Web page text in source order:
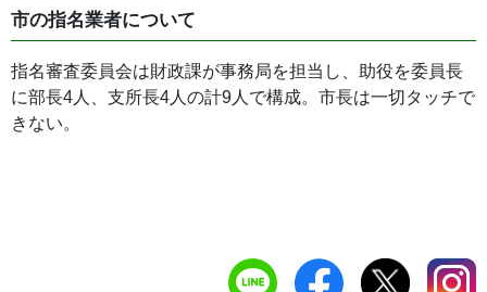
市の指名業者について
指名審査委員会は財政課が事務局を担当し、助役を委員長
に部長4人、支所長4人の計9人で構成。市長は一切タッチで
きない。